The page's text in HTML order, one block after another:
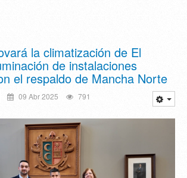
la climatización de El
de instalaciones
el respaldo de Mancha Norte
09 Abr 2025 791